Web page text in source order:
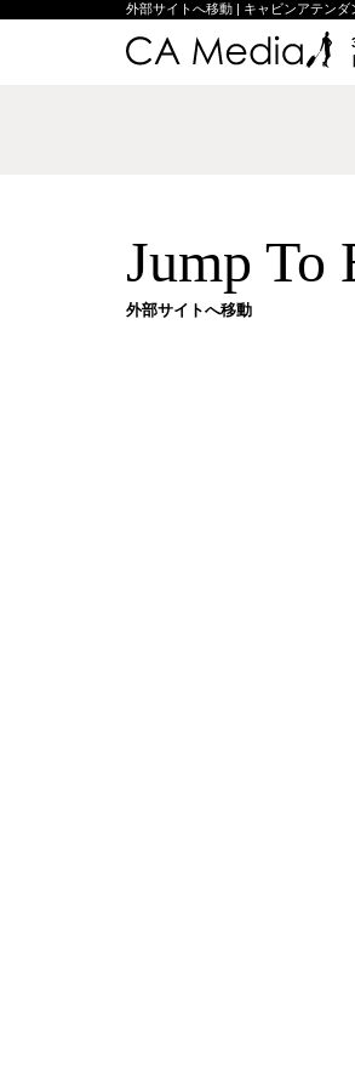
外部サイトへ移動 | キャビンアテン
Jump To
外部サイトへ移動